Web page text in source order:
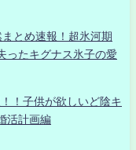
とめ速報！超氷河期
ったキグナス氷子の愛
！子供が欲しいど陰キ
活計画編